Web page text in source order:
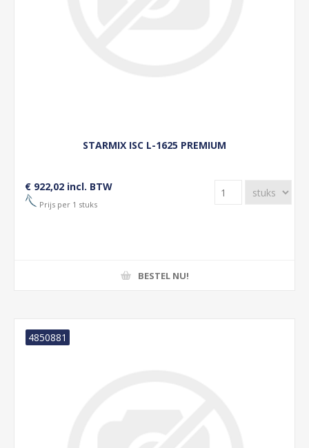
STARMIX ISC L-1625 PREMIUM
€ 922,02 incl. BTW
Prijs per 1 stuks
BESTEL NU!
4850881